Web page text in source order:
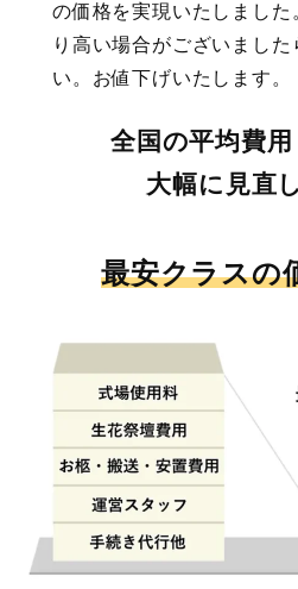
の価格を実現いたしました
り高い場合がございました
い。お値下げいたします。
全国の平均費
大幅に見直し
最安クラスの